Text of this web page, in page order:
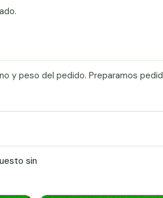
y peso del pedido. Preparamos
sin